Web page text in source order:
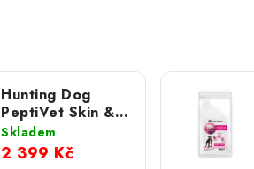
Hunting Dog
PeptiVet Skin &
Coat; 10 kg
Skladem
2 399 Kč